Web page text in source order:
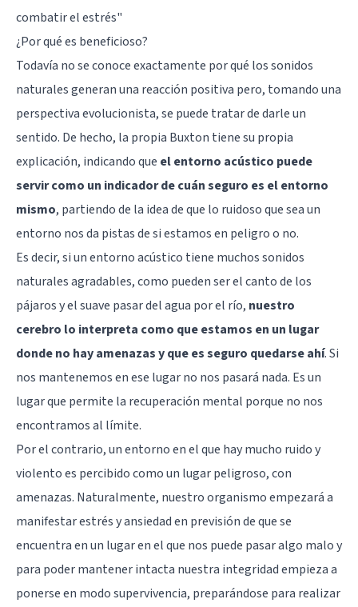
combatir el estrés"
¿Por qué es beneficioso?
Todavía no se conoce exactamente por qué los sonidos
naturales generan una reacción positiva pero, tomando una
perspectiva evolucionista, se puede tratar de darle un
sentido. De hecho, la propia Buxton tiene su propia
explicación, indicando que el entorno acústico puede
servir como un indicador de cuán seguro es el entorno
mismo, partiendo de la idea de que lo ruidoso que sea un
entorno nos da pistas de si estamos en peligro o no.
Es decir, si un entorno acústico tiene muchos sonidos
naturales agradables, como pueden ser el canto de los
pájaros y el suave pasar del agua por el río, nuestro
cerebro lo interpreta como que estamos en un lugar
donde no hay amenazas y que es seguro quedarse ahí. Si
nos mantenemos en ese lugar no nos pasará nada. Es un
lugar que permite la recuperación mental porque no nos
encontramos al límite.
Por el contrario, un entorno en el que hay mucho ruido y
violento es percibido como un lugar peligroso, con
amenazas. Naturalmente, nuestro organismo empezará a
manifestar estrés y ansiedad en previsión de que se
encuentra en un lugar en el que nos puede pasar algo malo y
para poder mantener intacta nuestra integridad empieza a
ponerse en modo supervivencia, preparándose para realizar